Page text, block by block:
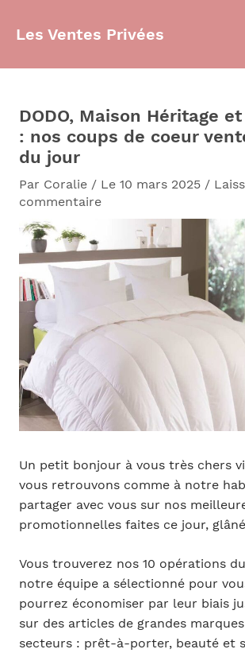
Les Ventes Privées
DODO, Maison Héritage
: nos coups de coeur
du jour
Par Coralie / Le 10 mars 2025 /
commentaire
Un petit bonjour à vous très chers
vous retrouvons comme à notre
partager avec vous sur nos
promotionnelles faites ce jour,
Vous trouverez nos 10 opérations
notre équipe a sélectionné pour
pourrez économiser par leur biais
sur des articles de grandes
secteurs : prêt-à-porter, beauté et